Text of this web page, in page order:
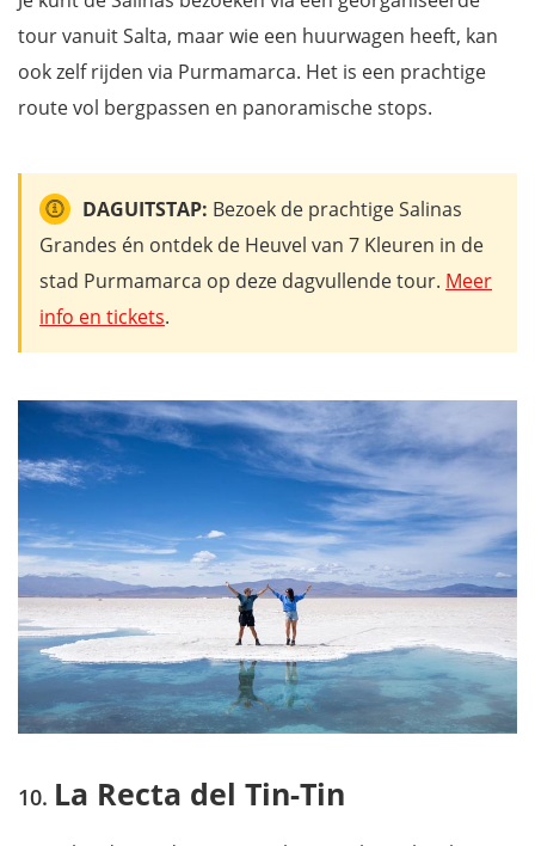
tour vanuit Salta, maar wie een huurwagen heeft, kan
ook zelf rijden via Purmamarca. Het is een prachtige
route vol bergpassen en panoramische stops.
DAGUITSTAP: Bezoek de prachtige Salinas
Grandes én ontdek de Heuvel van 7 Kleuren in de
stad Purmamarca op deze dagvullende tour. Meer
info en tickets.
La Recta del Tin-Tin